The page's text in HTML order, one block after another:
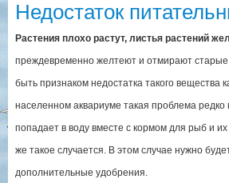
Недостаток
Растения плохо растут, листья растений
преждевременно желтеют и отмирают старые
быть признаком недостатка такого вещества
населенном аквариуме такая проблема редко
попадает в воду вместе с кормом для рыб и
же такое случается. В этом случае нужно
дополнительные удобрения.